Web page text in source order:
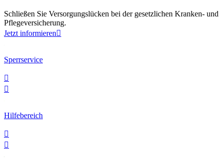
Schließen Sie Versorgungslücken bei der gesetzlichen Kranken- und
Pflegeversicherung.
Jetzt informieren
Sperrservice


Hilfebereich

